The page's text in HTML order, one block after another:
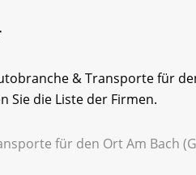
& Transporte für
Sie die Liste der Firmen.
für den Ort Am Bach